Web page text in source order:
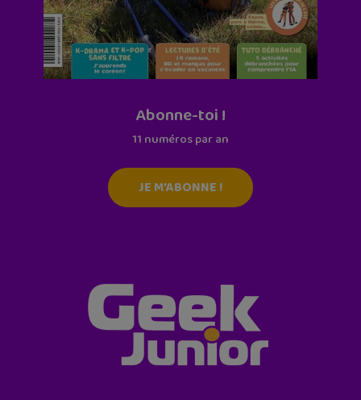
Abonne-toi !
11 numéros par an
JE M'ABONNE !